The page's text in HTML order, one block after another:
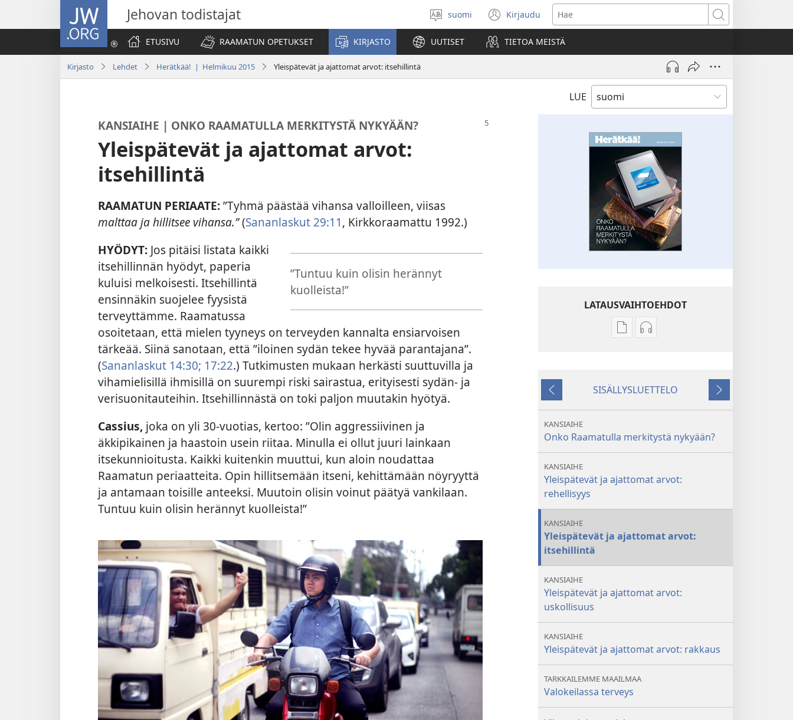
JW.ORG Jehovan todistajat
Valitse
kieli
suomi Kirjaudu
(avaa
uuden
ikkunan)
Hae
ETUSIVU
RAAMATUN OPETUKSET KIRJASTO UUTISET TIETOA MEISTÄ
Kirjasto Lehdet Herätkää! | Helmikuu 2015 Yleispätevät ja ajattomat arvot: itsehillintä
LUE
KANSIAIHE | ONKO RAAMATULLA MERKITYSTÄ NYKYÄÄN?
Yleispätevät ja ajattomat arvot:
itsehillintä
RAAMATUN PERIAATE:”Tyhmä päästää vihansa valloilleen, viisas
malttaa ja hillitsee vihansa.”(Sananlaskut 29:11, Kirkkoraamattu 1992.)
”Tuntuu kuin olisin herännyt
kuolleista!”
HYÖDYT: Jos pitäisi listata kaikki
itsehillinnän hyödyt, paperia
kuluisi melkoisesti. Itsehillintä
ensinnäkin suojelee fyysistä
terveyttämme. Raamatussa
osoitetaan, että mielen tyyneys on terveyden kannalta ensiarvoisen
tärkeää. Siinä sanotaan, että ”iloinen sydän tekee hyvää parantajana”.
(Sananlaskut 14:30; 17:22.) Tutkimusten mukaan herkästi suuttuvilla ja
vihamielisillä ihmisillä on suurempi riski sairastua, erityisesti sydän- ja
verisuonitauteihin. Itsehillinnästä on toki paljon muutakin hyötyä.
Cassius, joka on yli 30-vuotias, kertoo: ”Olin aggressiivinen ja
äkkipikainen ja haastoin usein riitaa. Minulla ei ollut juuri lainkaan
itsekunnioitusta. Kaikki kuitenkin muuttui, kun aloin noudattaa
Raamatun periaatteita. Opin hillitsemään itseni, kehittämään nöyryyttä
ja antamaan toisille anteeksi. Muutoin olisin voinut päätyä vankilaan.
Tuntuu kuin olisin herännyt kuolleista!”
LATAUSVAIHTOEHDOT
Julkaisujen
Raamatulla
Äänitteiden
Raamatulla
Edellinen
SISÄLLYSLUETTELO
Seuraava
KANSIAIHE
Onko Raamatulla merkitystä nykyään?
KANSIAIHE
Yleispätevät ja ajattomat arvot:
rehellisyys
KANSIAIHE
Yleispätevät ja ajattomat arvot:
itsehillintä
KANSIAIHE
Yleispätevät ja ajattomat arvot:
uskollisuus
KANSIAIHE
Yleispätevät ja ajattomat arvot: rakkaus
TARKKAILEMME MAAILMAA
Valokeilassa terveys